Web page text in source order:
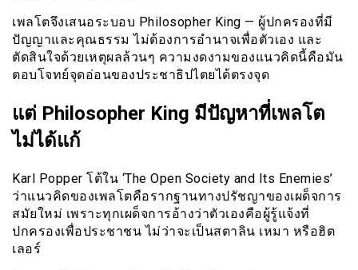
เพลโตจึงเสนอระบอบ Philosopher King — ผู้ปกครองที่มี
ปัญญาและคุณธรรม ไม่ต้องการอำนาจเพื่อตัวเอง และ
ตัดสินใจด้วยเหตุผลล้วนๆ ความงดงามของแนวคิดนี้คือมัน
ตอบโจทย์จุดอ่อนของประชาธิปไตยได้ตรงจุด
แต่ Philosopher King มีปัญหาที่เพลโต
ไม่ได้แก้
Karl Popper โต้ใน ‘The Open Society and Its Enemies’
ว่าแนวคิดของเพลโตคือรากฐานทางปรัชญาของเผด็จการ
สมัยใหม่ เพราะทุกเผด็จการอ้างว่าตัวเองคือผู้รู้แจ้งที่
ปกครองเพื่อประชาชน ไม่ว่าจะเป็นสตาลิน เหมา หรือฮิต
เลอร์